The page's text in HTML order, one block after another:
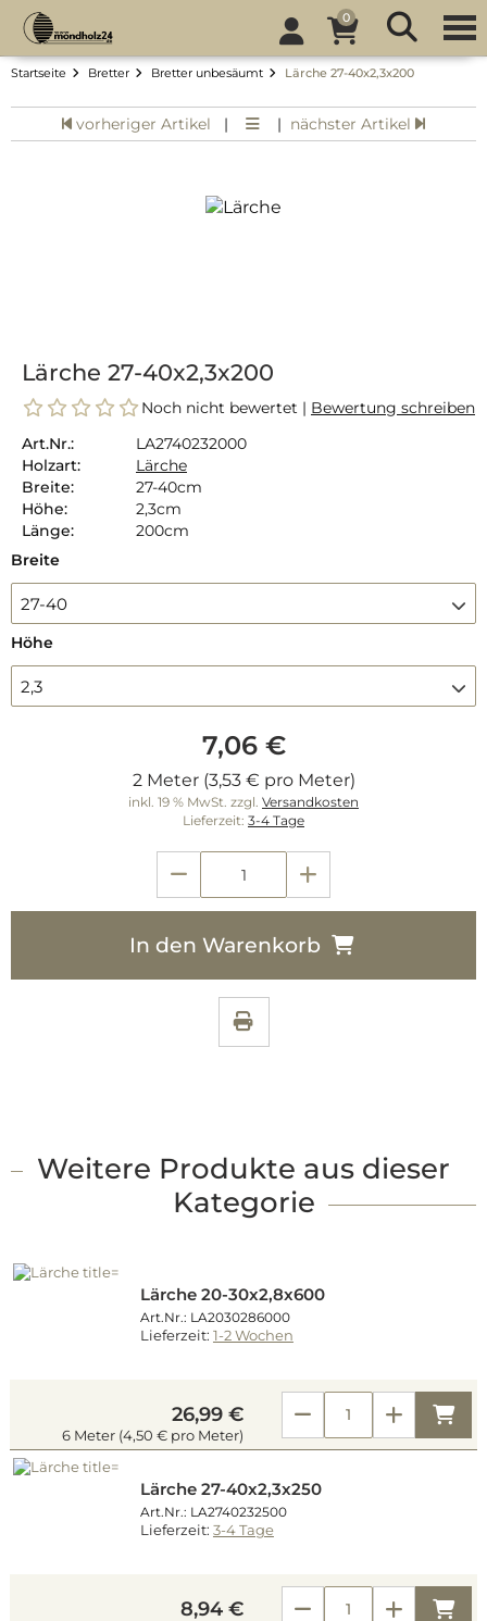
0
Startseite Bretter Bretter unbesäumt Lärche 27-40x2,3x200
vorheriger Artikel | | nächster Artikel
Lärche 27-40x2,3x200
Noch nicht bewertet | Bewertung schreiben
Art.Nr.:
LA2740232000
Holzart:
Lärche
Breite:
27-40cm
Höhe:
2,3cm
Länge:
200cm
Breite
27-40
Höhe
2,3
7,06 €
2 Meter (3,53 € pro Meter)
inkl. 19 % MwSt. zzgl. Versandkosten
Lieferzeit: 3-4 Tage
In den Warenkorb
Weitere Produkte aus dieser
Kategorie
Lärche 20-30x2,8x600
Art.Nr.: LA2030286000
Lieferzeit: 1-2 Wochen
26,99 €
6 Meter (4,50 € pro Meter)
Lärche 27-40x2,3x250
Art.Nr.: LA2740232500
Lieferzeit: 3-4 Tage
8,94 €